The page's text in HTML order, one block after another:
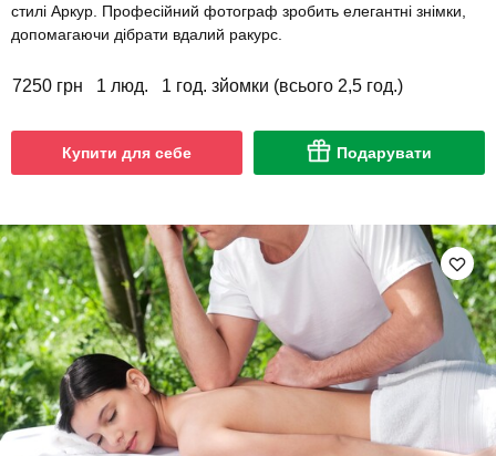
стилі Аркур. Професійний фотограф зробить елегантні знімки,
допомагаючи дібрати вдалий ракурс.
7250 грн 1 люд. 1 год. зйомки (всього 2,5 год.)
Купити для себе Подарувати